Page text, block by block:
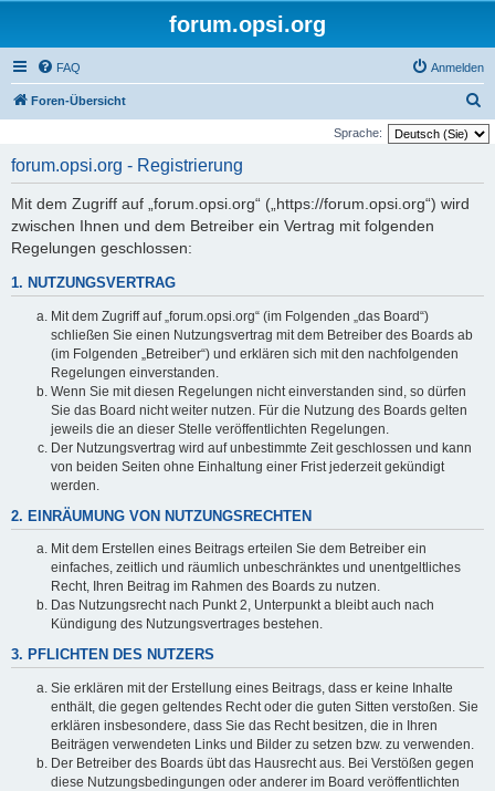
forum.opsi.org
FAQ Anmelden
Foren-Übersicht
u
Sprache:
forum.opsi.org - Registrierung
Mit dem Zugriff auf „forum.opsi.org“ („https://forum.opsi.org“) wird
zwischen Ihnen und dem Betreiber ein Vertrag mit folgenden
Regelungen geschlossen:
1. NUTZUNGSVERTRAG
Mit dem Zugriff auf „forum.opsi.org“ (im Folgenden „das Board“)
schließen Sie einen Nutzungsvertrag mit dem Betreiber des Boards ab
(im Folgenden „Betreiber“) und erklären sich mit den nachfolgenden
Regelungen einverstanden.
Wenn Sie mit diesen Regelungen nicht einverstanden sind, so dürfen
Sie das Board nicht weiter nutzen. Für die Nutzung des Boards gelten
jeweils die an dieser Stelle veröffentlichten Regelungen.
Der Nutzungsvertrag wird auf unbestimmte Zeit geschlossen und kann
von beiden Seiten ohne Einhaltung einer Frist jederzeit gekündigt
werden.
2. EINRÄUMUNG VON NUTZUNGSRECHTEN
Mit dem Erstellen eines Beitrags erteilen Sie dem Betreiber ein
einfaches, zeitlich und räumlich unbeschränktes und unentgeltliches
Recht, Ihren Beitrag im Rahmen des Boards zu nutzen.
Das Nutzungsrecht nach Punkt 2, Unterpunkt a bleibt auch nach
Kündigung des Nutzungsvertrages bestehen.
3. PFLICHTEN DES NUTZERS
Sie erklären mit der Erstellung eines Beitrags, dass er keine Inhalte
enthält, die gegen geltendes Recht oder die guten Sitten verstoßen. Sie
erklären insbesondere, dass Sie das Recht besitzen, die in Ihren
Beiträgen verwendeten Links und Bilder zu setzen bzw. zu verwenden.
Der Betreiber des Boards übt das Hausrecht aus. Bei Verstößen gegen
diese Nutzungsbedingungen oder anderer im Board veröffentlichten